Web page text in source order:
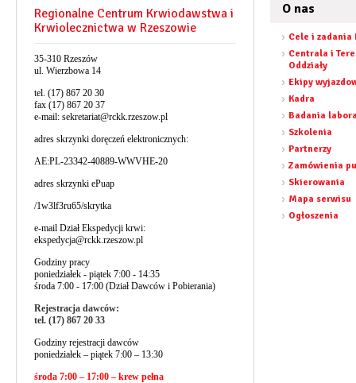
Regionalne Centrum Krwiodawstwa i
Krwiolecznictwa w Rzeszowie
35-310 Rzeszów
ul. Wierzbowa 14
tel. (17) 867 20 30
fax (17) 867 20 37
e-mail: sekretariat@rckk.rzeszow.pl
adres skrzynki doręczeń elektronicznych:
AE:PL-23342-40889-WWVHE-20
adres skrzynki ePuap
/1w3lf3ru65/skrytka
e-mail Dział Ekspedycji krwi:
ekspedycja@rckk.rzeszow.pl
Godziny pracy
poniedziałek - piątek 7:00 - 14:35
środa 7:00 - 17:00 (Dział Dawców i Pobierania)
Rejestracja dawców:
tel. (17) 867 20 33
Godziny rejestracji dawców
poniedziałek – piątek 7:00 – 13:30
środa 7:00 – 17:00 – krew pełna
O nas
Cele i zadania
Centrala i
Oddziały
Ekipy
Kadra
Badania
Szkolenia
Partnerzy
Zamówienia
Skierowania
Mapa serwisu
Ogłoszenia